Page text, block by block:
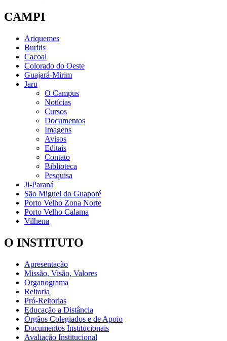
CAMPI
Ariquemes
Buritis
Cacoal
Colorado do Oeste
Guajará-Mirim
Jaru
O Campus
Notícias
Cursos
Documentos
Imagens
Avisos
Editais
Contato
Biblioteca
Pesquisa
Ji-Paraná
São Miguel do Guaporé
Porto Velho Zona Norte
Porto Velho Calama
Vilhena
O INSTITUTO
Apresentação
Missão, Visão, Valores
Organograma
Reitoria
Pró-Reitorias
Educação a Distância
Órgãos Colegiados e de Apoio
Documentos Institucionais
Avaliação Institucional